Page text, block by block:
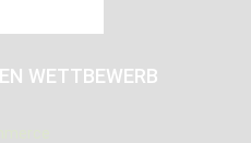
WETTBEWERB